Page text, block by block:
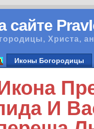
сайте
Христа,
Иконы Богородицы
И